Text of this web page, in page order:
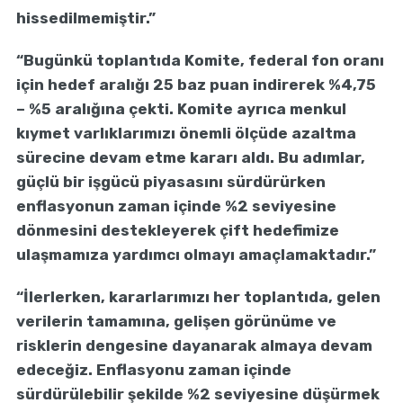
hissedilmemiştir.”
“Bugünkü toplantıda Komite, federal fon oranı
için hedef aralığı 25 baz puan indirerek %4,75
– %5 aralığına çekti. Komite ayrıca menkul
kıymet varlıklarımızı önemli ölçüde azaltma
sürecine devam etme kararı aldı. Bu adımlar,
güçlü bir işgücü piyasasını sürdürürken
enflasyonun zaman içinde %2 seviyesine
dönmesini destekleyerek çift hedefimize
ulaşmamıza yardımcı olmayı amaçlamaktadır.”
“İlerlerken, kararlarımızı her toplantıda, gelen
verilerin tamamına, gelişen görünüme ve
risklerin dengesine dayanarak almaya devam
edeceğiz. Enflasyonu zaman içinde
sürdürülebilir şekilde %2 seviyesine düşürmek